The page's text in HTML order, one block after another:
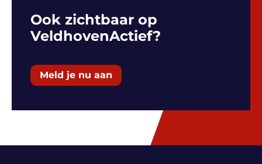
Ook zichtbaar op
VeldhovenActief?
Meld je nu aan